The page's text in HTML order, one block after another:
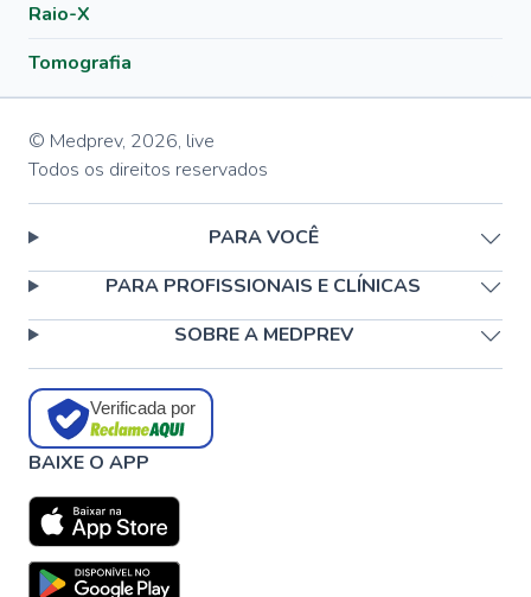
Raio-X
Tomografia
© Medprev, 2026, live
Todos os direitos reservados
PARA VOCÊ
PARA PROFISSIONAIS E CLÍNICAS
SOBRE A MEDPREV
Verificada por
BAIXE O APP